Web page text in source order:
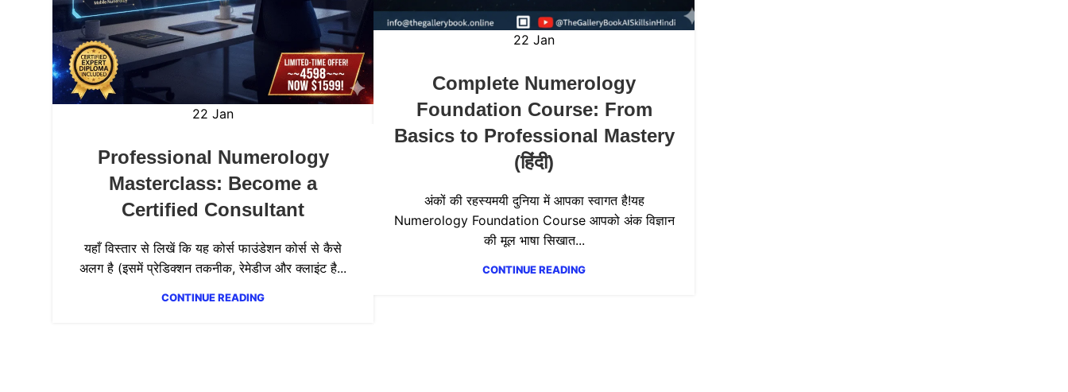
22 Jan
Professional Numerology
Masterclass: Become a
Certified Consultant
यहाँ विस्तार से लिखें कि यह कोर्स फाउंडेशन कोर्स से कैसे
अलग है (इसमें प्रेडिक्शन तकनीक, रेमेडीज और क्लाइंट है...
CONTINUE READING
22 Jan
Complete Numerology
Foundation Course: From
Basics to Professional Mastery
(हिंदी)
अंकों की रहस्यमयी दुनिया में आपका स्वागत है!यह
Numerology Foundation Course आपको अंक विज्ञान
की मूल भाषा सिखात...
CONTINUE READING